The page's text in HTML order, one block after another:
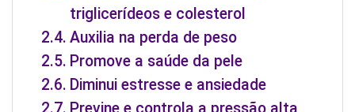
triglicerídeos e colesterol
Auxilia na perda de peso
Promove a saúde da pele
Diminui estresse e ansiedade
Previne e controla a pressão alta